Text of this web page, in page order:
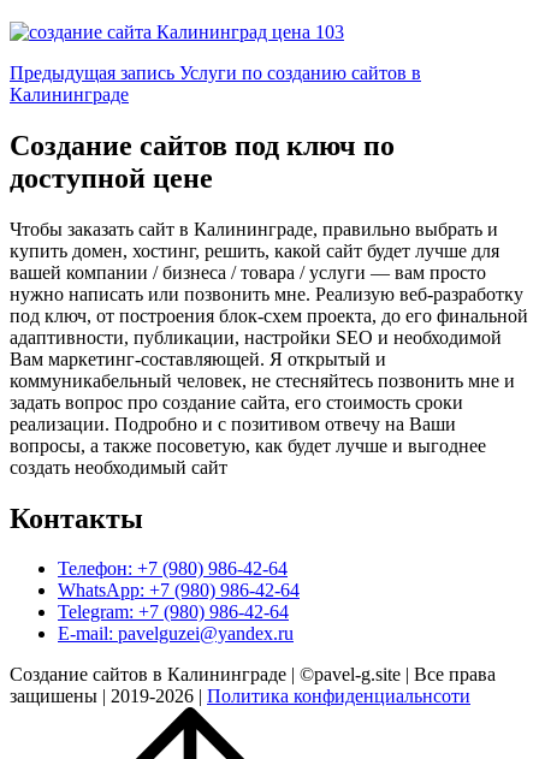
Навигация
по
записям
Предыдущая
запись
Предыдущая запись Услуги по созданию сайтов в
Калининграде
Создание сайтов под ключ по
доступной цене
Чтобы заказать сайт в Калининграде, правильно выбрать и
купить домен, хостинг, решить, какой сайт будет лучше для
вашей компании / бизнеса / товара / услуги — вам просто
нужно написать или позвонить мне. Реализую веб-разработку
под ключ, от построения блок-схем проекта, до его финальной
адаптивности, публикации, настройки SEO и необходимой
Вам маркетинг-составляющей. Я открытый и
коммуникабельный человек, не стесняйтесь позвонить мне и
задать вопрос про создание сайта, его стоимость сроки
реализации. Подробно и с позитивом отвечу на Ваши
вопросы, а также посоветую, как будет лучше и выгоднее
создать необходимый сайт
Контакты
Телефон: +7 (980) 986-42-64
WhatsApp: +7 (980) 986-42-64
Telegram: +7 (980) 986-42-64
E-mail: pavelguzei@yandex.ru
Создание сайтов в Калининграде | ©pavel-g.site | Все права
защишены | 2019-2026 | Политика конфиденциальнсоти